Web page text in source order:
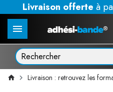
Livraison offerte à
Livraison : retrouvez les